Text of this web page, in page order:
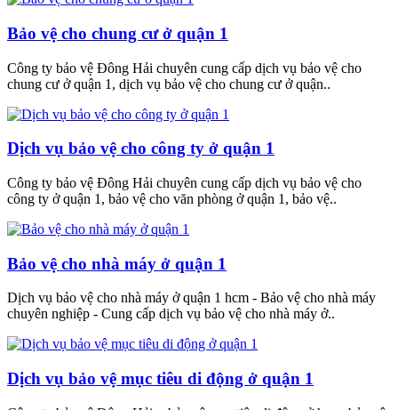
Bảo vệ cho chung cư ở quận 1
Công ty bảo vệ Đông Hải chuyên cung cấp dịch vụ bảo vệ cho
chung cư ở quận 1, dịch vụ bảo vệ cho chung cư ở quận..
Dịch vụ bảo vệ cho công ty ở quận 1
Công ty bảo vệ Đông Hải chuyên cung cấp dịch vụ bảo vệ cho
công ty ở quận 1, bảo vệ cho văn phòng ở quận 1, bảo vệ..
Bảo vệ cho nhà máy ở quận 1
Dịch vụ bảo vệ cho nhà máy ở quận 1 hcm - Bảo vệ cho nhà máy
chuyên nghiệp - Cung cấp dịch vụ bảo vệ cho nhà máy ở..
Dịch vụ bảo vệ mục tiêu di động ở quận 1